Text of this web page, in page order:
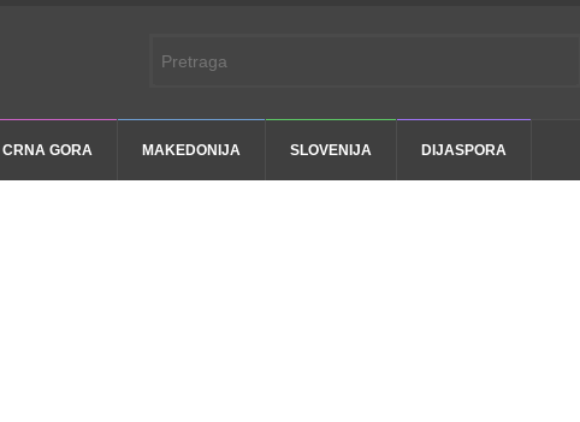
CRNA GORA MAKEDONIJA SLOVENIJA DIJASPORA